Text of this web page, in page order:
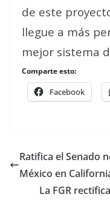
de este
llegue a más
mejor sistema
Comparte esto:
Facebook
Ratifica el Senado
México en
La FGR